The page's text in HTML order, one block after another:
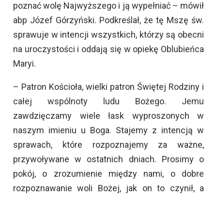
poznać wolę Najwyższego i ją wypełniać – mówił
abp Józef Górzyński. Podkreślał, że tę Mszę św.
sprawuje w intencji wszystkich, którzy są obecni
na uroczystości i oddają się w opiekę Oblubieńca
Maryi.
– Patron Kościoła, wielki patron Świętej Rodziny i
całej wspólnoty ludu Bożego. Jemu
zawdzięczamy wiele łask wyproszonych w
naszym imieniu u Boga. Stajemy z intencją w
sprawach, które rozpoznajemy za ważne,
przywoływane w ostatnich dniach. Prosimy o
pokój, o zrozumienie między nami, o dobre
rozpoznawanie woli Bożej, jak on to czynił, a